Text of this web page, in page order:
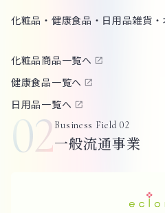
化粧品・健康食品・日用品雑貨
化粧品商品一覧へ
健康食品一覧へ
日用品一覧へ
02Business Field 02
一般流通事業